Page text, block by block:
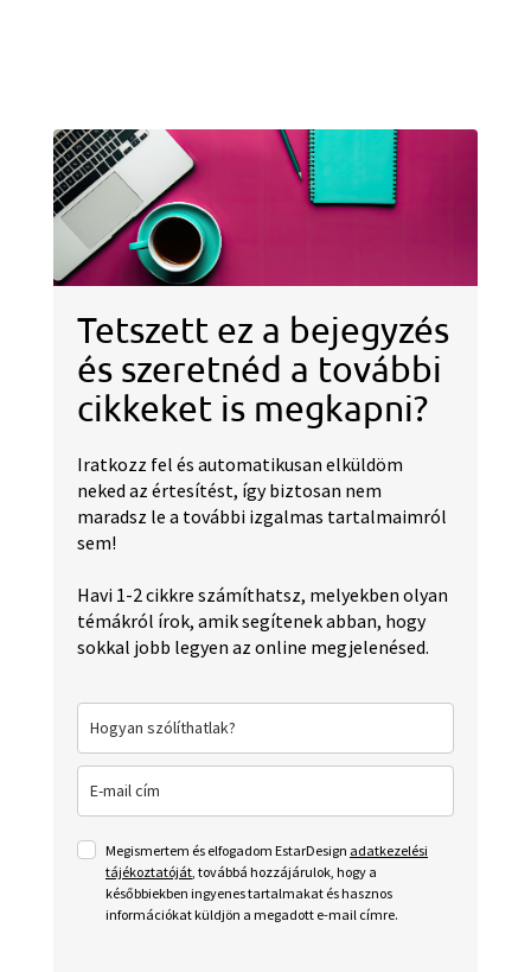
Tetszett ez a bejegyzés
és szeretnéd a további
cikkeket is megkapni?
Iratkozz fel és automatikusan elküldöm
neked az értesítést, így biztosan nem
maradsz le a további izgalmas tartalmaimról
sem!
Havi 1-2 cikkre számíthatsz, melyekben olyan
témákról írok, amik segítenek abban, hogy
sokkal jobb legyen az online megjelenésed.
Megismertem és elfogadom EstarDesign adatkezelési
tájékoztatóját, továbbá hozzájárulok, hogy a
későbbiekben ingyenes tartalmakat és hasznos
információkat küldjön a megadott e-mail címre.